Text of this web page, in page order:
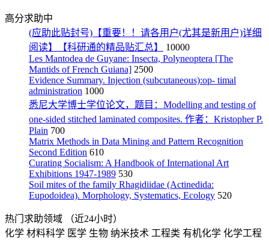
高分求助中
(应助此贴封号)【重要！！请各用户(尤其是新用户)详细
阅读】【科研通的精品贴汇总】
10000
Les Mantodea de Guyane: Insecta, Polyneoptera [The
Mantids of French Guiana] 2500
Evidence Summary. Injection (subcutaneous):op- timal
administration 1000
悉尼大学博士学位论文，题目：Modelling and testing of
one-sided stitched laminated composites. 作者：Kristopher P.
Plain 700
Matrix Methods in Data Mining and Pattern Recognition
Second Edition 610
Curating Socialism: A Handbook of International Art
Exhibitions 1947-1989 530
Soil mites of the family Rhagidiidae (Actinedida:
Eupodoidea). Morphology, Systematics, Ecology 520
热门求助领域
（近24小时）
化学 材料科学 医学 生物 纳米技术 工程类 有机化学 化学工程